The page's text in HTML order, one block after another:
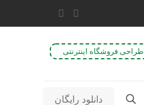
طراحی فروشگاه اینترنتی
دانلود رایگان